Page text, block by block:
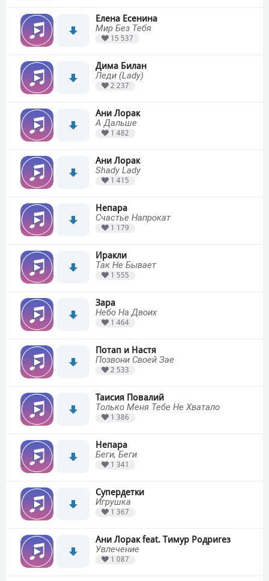
Елена Есенина
Мир Без Тебя
15 537
Дима Билан
Леди (Lady)
2 237
Ани Лорак
А Дальше
1 482
Ани Лорак
Shady Lady
1 415
Непара
Счастье Напрокат
1 179
Иракли
Так Не Бывает
1 555
Зара
Небо На Двоих
1 464
Потап и Настя
Позвони Своей Зае
2 533
Таисия Повалий
Только Меня Тебе Не Хватало
1 386
Непара
Беги, Беги
1 341
Супердетки
Игрушка
1 367
Ани Лорак feat. Тимур Родригез
Увлечение
1 087